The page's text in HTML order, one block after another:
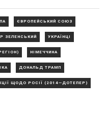
ЄВРОПЕЙСЬКИЙ СОЮЗ
ЗЕЛЕНСЬКИЙ УКРАЇНЦІ
НІМЕЧЧИНА
ДОНАЛЬД ТРАМП
ЩОДО РОСІЇ (2014—ДОТЕПЕР)